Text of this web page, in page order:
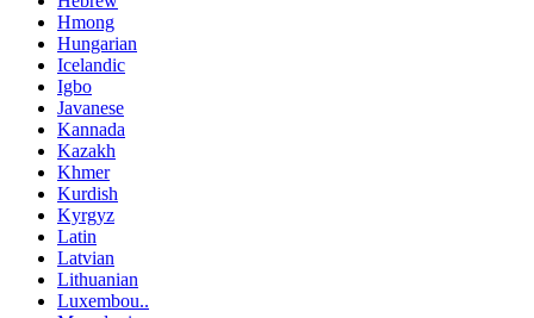
Hmong
Hungarian
Icelandic
Igbo
Javanese
Kannada
Kazakh
Khmer
Kurdish
Kyrgyz
Latin
Latvian
Lithuanian
Luxembou..